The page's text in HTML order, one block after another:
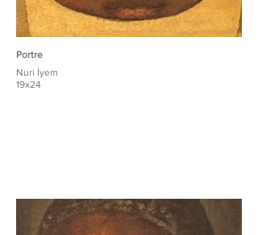
Portre
Nuri İyem
19x24